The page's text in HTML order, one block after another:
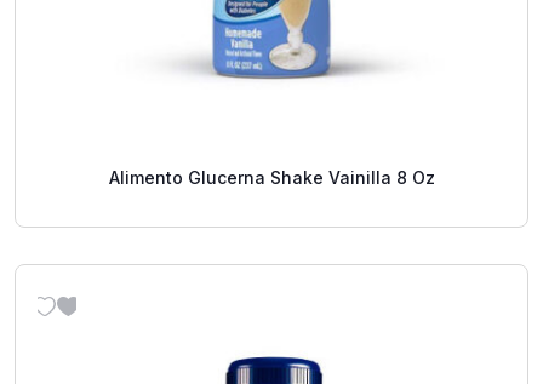
Alimento Glucerna Shake Vainilla 8 Oz